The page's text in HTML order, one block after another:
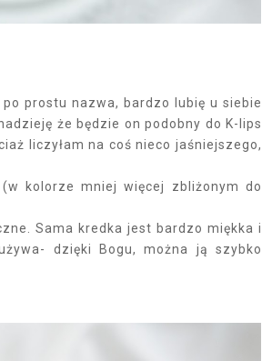
po prostu nazwa, bardzo lubię u siebie
że będzie on podobny do K-lips
liczyłam na coś nieco jaśniejszego,
kolorze mniej więcej zbliżonym do
Sama kredka jest bardzo miękka i
dzięki Bogu, można ją szybko